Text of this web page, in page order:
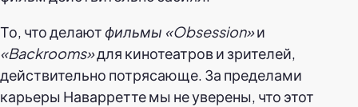
То, что делают фильмы «Obsession»и
«Backrooms»для кинотеатров и зрителей,
действительно потрясающе. За пределами
карьеры Наварретте мы не уверены, что этот